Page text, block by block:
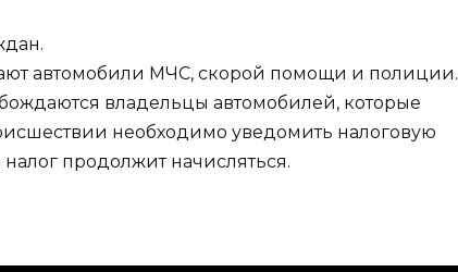
автомобили МЧС, скорой помощи и полиции.
владельцы автомобилей, которые
необходимо уведомить налоговую
продолжит начисляться.